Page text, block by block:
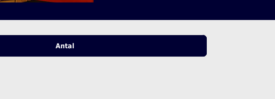
Antal